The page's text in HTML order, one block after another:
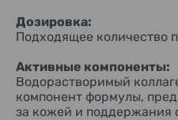
Дозировка:
Подходящее количество
Активные компоненты:
Водорастворимый
компонент формулы,
за кожей и поддержания